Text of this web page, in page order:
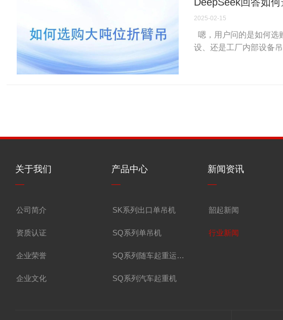
2025-02-15
嗯，用户问的是如何选
设、还是工厂内部设备
关于我们
—
公司简介
资质认证
企业荣誉
企业文化
产品中心
—
SK系列出口单吊机
SQ系列单吊机
SQ系列随车起重运输车
SQ系列汽车起重机
新闻资讯
—
韶起新闻
行业新闻